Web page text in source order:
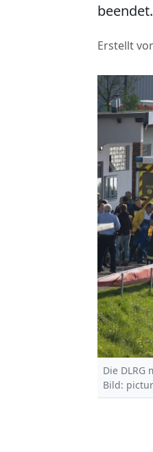
beendet.
Erstellt
Die
Bild: